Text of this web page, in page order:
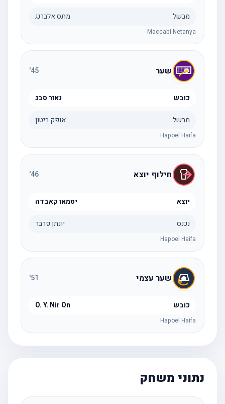
מבשל מתס אלברנג
Maccabi Netanya
שער 45
'
כובש נאור סבג
מבשל אופק ביטון
Hapoel Haifa
חילוף יוצא 46
'
יוצא יסמאו קאבדה
נכנס יונתן פרבר
Hapoel Haifa
שער עצמי 51
'
כובש O. Y. Nir On
Hapoel Haifa
נתוני משחק